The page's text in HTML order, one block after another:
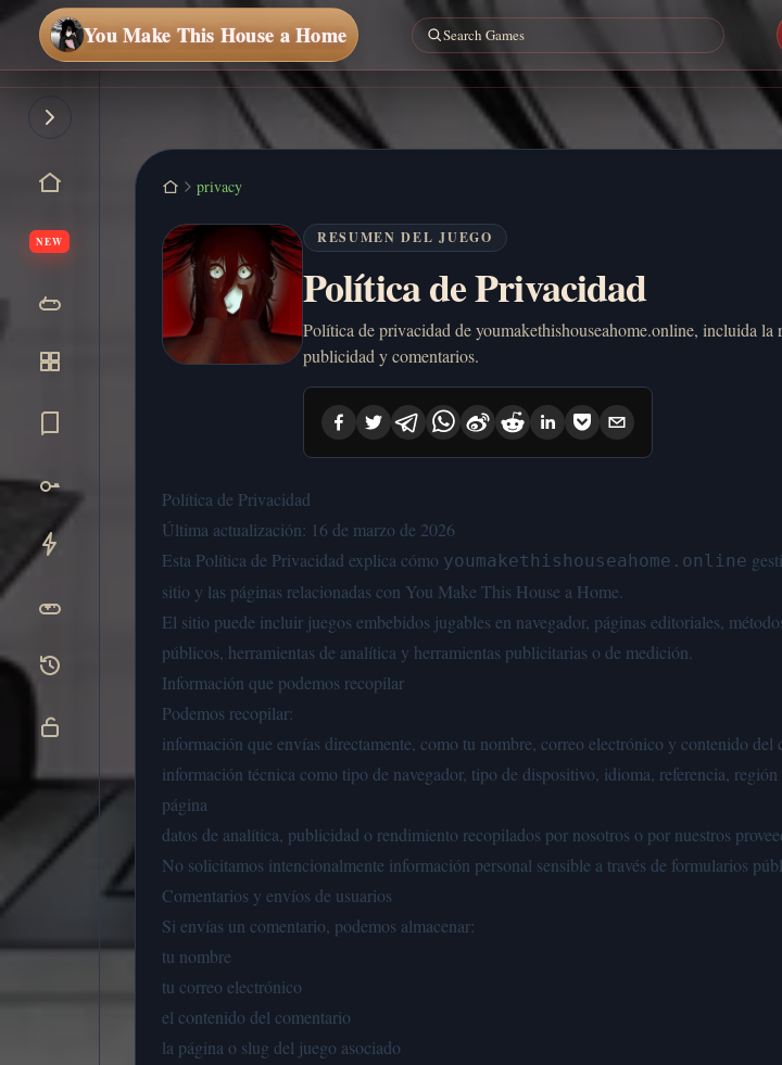
You Make This House a Home
NEW
privacy
RESUMEN DEL JUEGO
Política de Privacidad
Política de privacidad de youmakethishouseahome.online, incluida la
publicidad y comentarios.
Política de Privacidad
Última actualización: 16 de marzo de 2026
Esta Política de Privacidad explica cómo youmakethishouseahome.online
sitio y las páginas relacionadas con You Make This House a Home.
El sitio puede incluir juegos embebidos jugables en navegador, páginas editoriales,
públicos, herramientas de analítica y herramientas publicitarias o de medición.
Información que podemos recopilar
Podemos recopilar:
información que envías directamente, como tu nombre, correo electrónico y contenido del
información técnica como tipo de navegador, tipo de dispositivo, idioma, referencia,
página
datos de analítica, publicidad o rendimiento recopilados por nosotros o por nuestros
No solicitamos intencionalmente información personal sensible a través de formularios
Comentarios y envíos de usuarios
Si envías un comentario, podemos almacenar:
tu nombre
tu correo electrónico
el contenido del comentario
la página o slug del juego asociado